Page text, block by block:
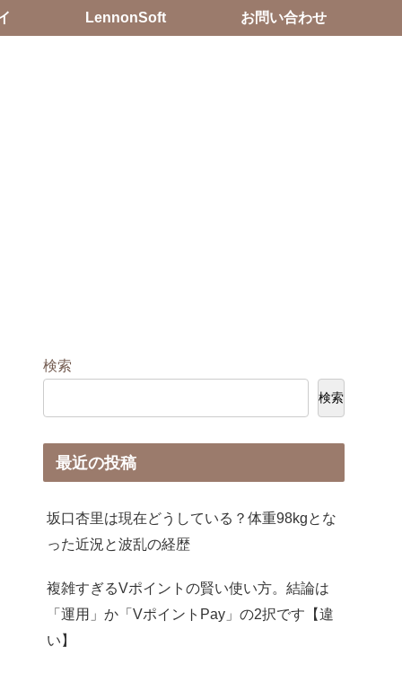
LennonSoft お問い合わせ
検索
検索
最近の投稿
坂口杏里は現在どうしている？体重98kgとな
った近況と波乱の経歴
複雑すぎるVポイントの賢い使い方。結論は
「運用」か「VポイントPay」の2択です【違
い】